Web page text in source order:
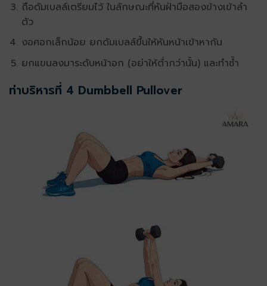
ถือดัมเบลล์เตรียมไว้ ในลักษณะที่หันฝ่ามือสองข้างเข้าลำ
ตัว
งอศอกเล็กน้อย ยกดัมเบลล์ขึ้นให้หันหน้าเข้าหากัน
ยกแขนลงมาระดับหน้าอก (อย่าให้ต่ำกว่านั้น) และทำซ้ำ
ท่าบริหารที่ 4 Dumbbell Pullover